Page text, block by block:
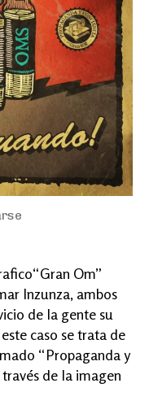
Om”
Inzunza, ambos
de la gente su
caso se trata de
“Propaganda y
de la imagen